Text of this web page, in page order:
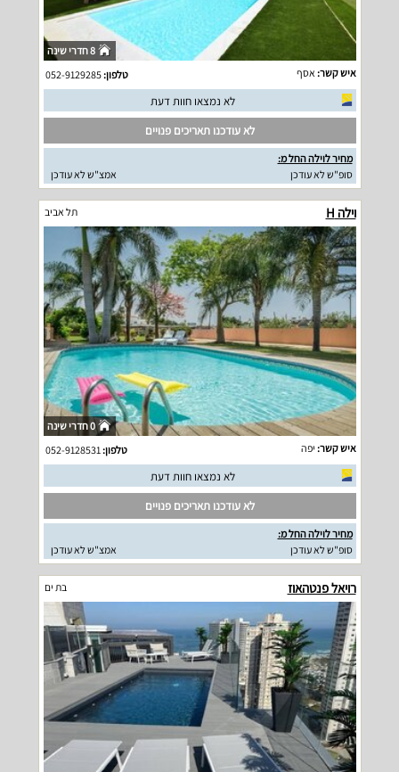
8 חדרי שינה
איש קשר: אסף טלפון:052-9129285
לא נמצאו חוות דעת
לא עודכנו תאריכים פנויים
מחיר לוילה החל מ:
סופ"ש לא עודכן
אמצ"ש לא עודכן
וילה H תל אביב
0 חדרי שינה
איש קשר: יפה טלפון:052-9128531
לא נמצאו חוות דעת
לא עודכנו תאריכים פנויים
מחיר לוילה החל מ:
סופ"ש לא עודכן
אמצ"ש לא עודכן
רויאל פנטהאוז בת ים